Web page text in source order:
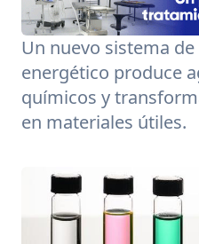
Un nuevo sistema
energético produce
químicos y
en materiales útiles.